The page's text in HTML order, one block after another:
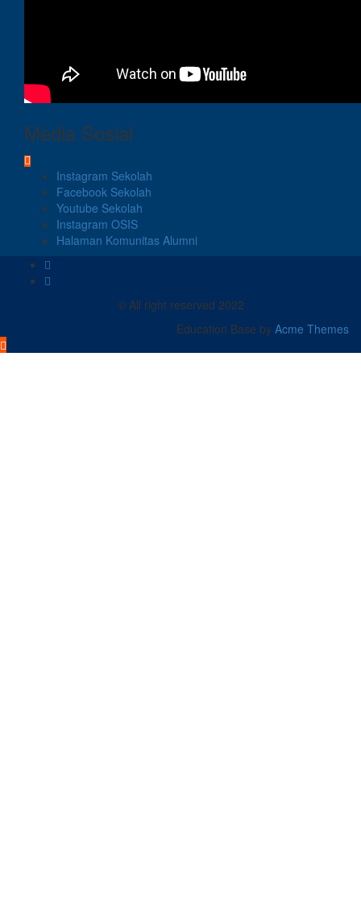
Media Sosial
Instagram Sekolah
Facebook Sekolah
Youtube Sekolah
Instagram OSIS
Halaman Komunitas Alumni
© All right reserved 2022
Education Base by Acme Themes